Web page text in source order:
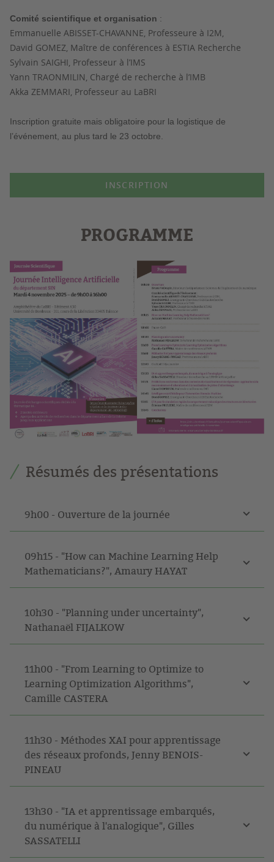
Comité scientifique et organisation :
Emmanuelle ABISSET-CHAVANNE, Professeure à I2M,
David GOMEZ, Maître de conférences à ESTIA Recherche
Sylvain SAIGHI, Professeur à l’IMS
Yann TRAONMILIN, Chargé de recherche à l’IMB
Akka ZEMMARI, Professeur au LaBRI
Inscription gratuite mais obligatoire pour la logistique de
l’événement, au plus tard le 23 octobre.
INSCRIPTION
PROGRAMME
Résumés des présentations
9h00 - Ouverture de la journée
09h15 - "How can Machine Learning Help
Mathematicians?", Amaury HAYAT
10h30 - "Planning under uncertainty",
Nathanaël FIJALKOW
11h00 - "From Learning to Optimize to
Learning Optimization Algorithms",
Camille CASTERA
11h30 - Méthodes XAI pour apprentissage
des réseaux profonds, Jenny BENOIS-
PINEAU
13h30 - "IA et apprentissage embarqués,
du numérique à l'analogique", Gilles
SASSATELLI